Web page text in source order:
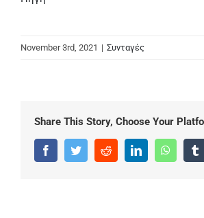
November 3rd, 2021 | Συνταγές
Share This Story, Choose Your
FacebookTwitterRedditLinkedIn